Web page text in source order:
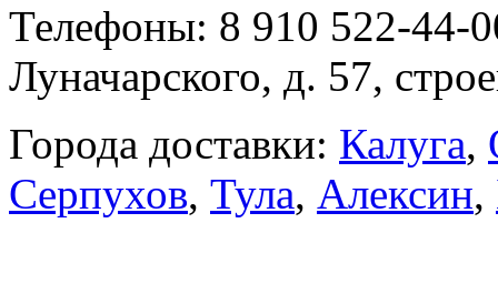
Телефоны: 8 910 522-44-
Луначарского, д. 57,
Города доставки: Калуга,
Серпухов, Тула, Алексин,